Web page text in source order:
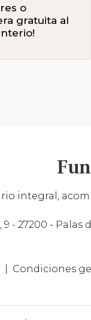
o
gratuita al
integral,
- 27200 - Palas
Condiciones